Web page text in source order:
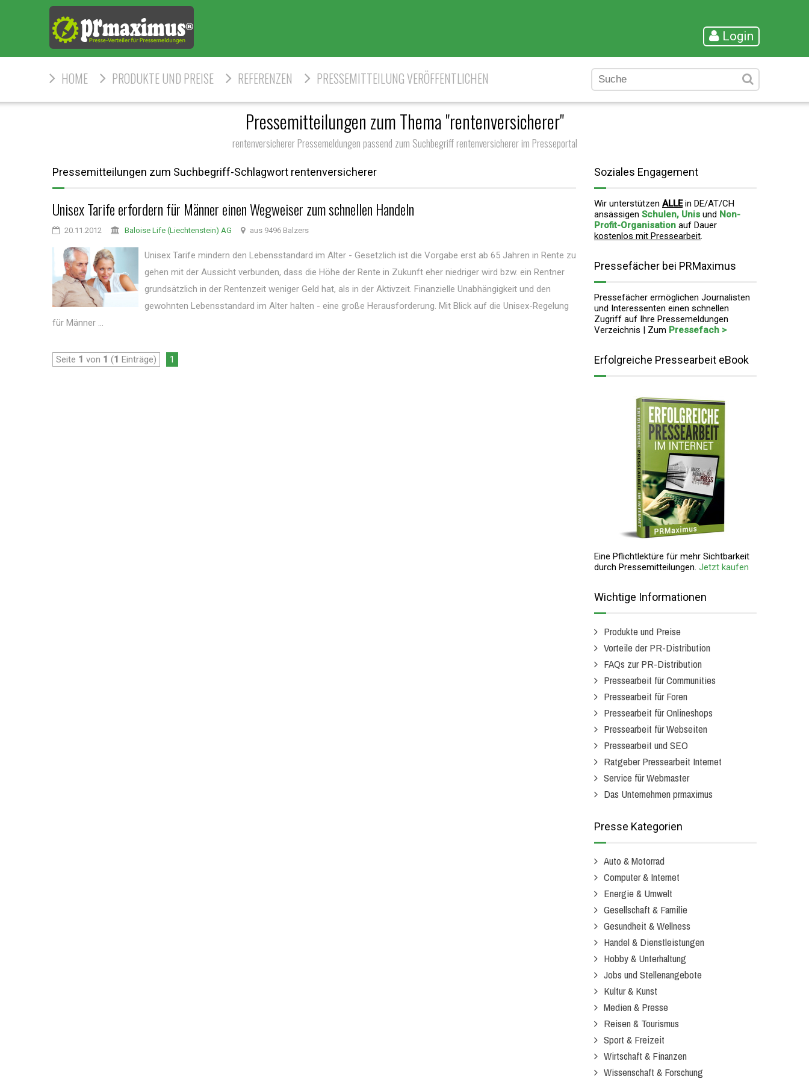
Login
HOME PRODUKTE UND PREISE REFERENZEN PRESSEMITTEILUNG VERÖFFENTLICHEN
Pressemitteilungen zum Thema "rentenversicherer"
rentenversicherer Pressemeldungen passend zum Suchbegriff rentenversicherer im Presseportal
Pressemitteilungen zum Suchbegriff-Schlagwort rentenversicherer
Unisex Tarife erfordern für Männer einen Wegweiser zum schnellen Handeln
20.11.2012 Baloise Life (Liechtenstein) AG aus 9496 Balzers
Unisex Tarife mindern den Lebensstandard im Alter - Gesetzlich ist die Vorgabe erst ab 65 Jahren in Rente zu
gehen mit der Aussicht verbunden, dass die Höhe der Rente in Zukunft eher niedriger wird bzw. ein Rentner
grundsätzlich in der Rentenzeit weniger Geld hat, als in der Aktivzeit. Finanzielle Unabhängigkeit und den
gewohnten Lebensstandard im Alter halten - eine große Herausforderung. Mit Blick auf die Unisex-Regelung
für Männer ...
Seite 1 von 1 (1 Einträge) 1
Soziales Engagement
Wir unterstützen ALLEin DE/AT/CH
ansässigen Schulen, Unis und Non-
Profit-Organisation auf Dauer
kostenlos mit Pressearbeit.
Pressefächer bei PRMaximus
Pressefächer ermöglichen Journalisten
und Interessenten einen schnellen
Zugriff auf Ihre Pressemeldungen
Verzeichnis | Zum Pressefach >
Erfolgreiche Pressearbeit eBook
Eine Pflichtlektüre für mehr Sichtbarkeit
durch Pressemitteilungen. Jetzt kaufen
Wichtige Informationen
Produkte und Preise
Vorteile der PR-Distribution
FAQs zur PR-Distribution
Pressearbeit für Communities
Pressearbeit für Foren
Pressearbeit für Onlineshops
Pressearbeit für Webseiten
Pressearbeit und SEO
Ratgeber Pressearbeit Internet
Service für Webmaster
Das Unternehmen prmaximus
Presse Kategorien
Auto & Motorrad
Computer & Internet
Energie & Umwelt
Gesellschaft & Familie
Gesundheit & Wellness
Handel & Dienstleistungen
Hobby & Unterhaltung
Jobs und Stellenangebote
Kultur & Kunst
Medien & Presse
Reisen & Tourismus
Sport & Freizeit
Wirtschaft & Finanzen
Wissenschaft & Forschung